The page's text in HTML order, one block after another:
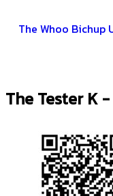
The Whoo Bichup
The Tester K